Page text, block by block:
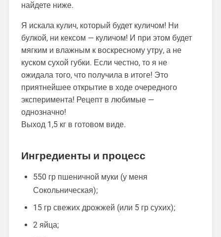
найдете ниже.
Я искала кулич, который будет куличом! Ни
булкой, ни кексом — куличом! И при этом будет
мягким и влажным к воскресному утру, а не
куском сухой губки. Если честно, то я не
ожидала того, что получила в итоге! Это
приятнейшее открытие в ходе очередного
эксперимента! Рецепт в любимые —
однозначно!
Выход 1,5 кг в готовом виде.
Ингредиенты и процесс
550 гр пшеничной муки (у меня
Сокольническая);
15 гр свежих дрожжей (или 5 гр сухих);
2 яйца;